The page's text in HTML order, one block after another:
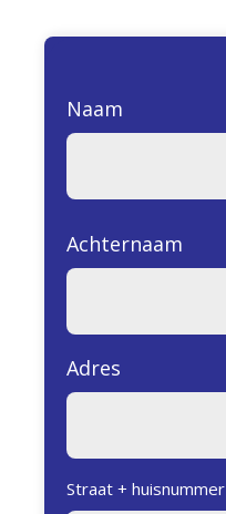
Naam
Achternaam
Adres
Straat + huisnummer